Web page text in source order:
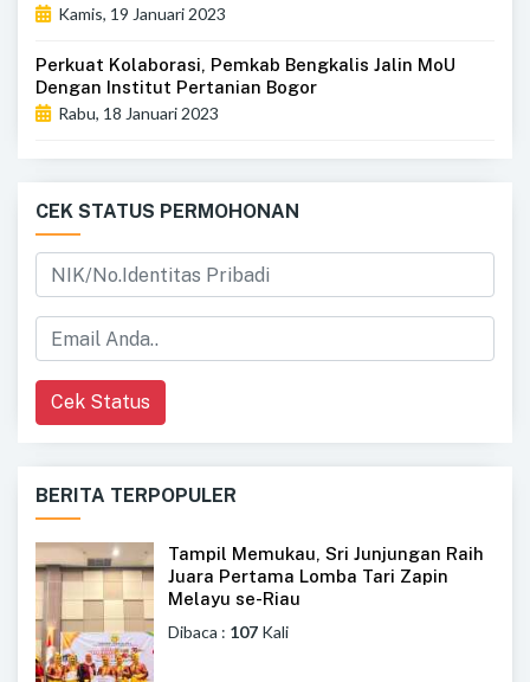
Kamis, 19 Januari 2023
Perkuat Kolaborasi, Pemkab Bengkalis Jalin MoU
Dengan Institut Pertanian Bogor
Rabu, 18 Januari 2023
CEK STATUS PERMOHONAN
Cek Status
BERITA TERPOPULER
Tampil Memukau, Sri Junjungan Raih
Juara Pertama Lomba Tari Zapin
Melayu se-Riau
Dibaca : 107 Kali